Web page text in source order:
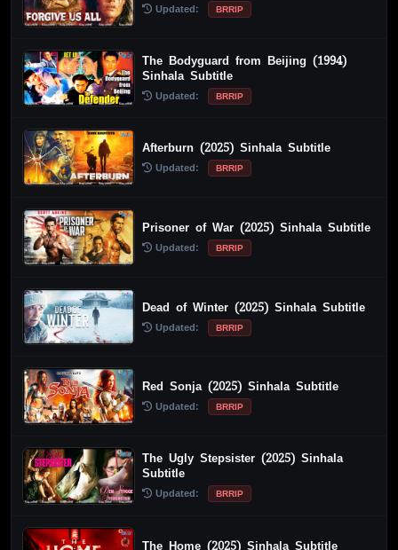
Updated: BRRIP
The Bodyguard from Beijing (1994)
Sinhala Subtitle
Updated: BRRIP
Afterburn (2025) Sinhala Subtitle
Updated: BRRIP
Prisoner of War (2025) Sinhala Subtitle
Updated: BRRIP
Dead of Winter (2025) Sinhala Subtitle
Updated: BRRIP
Red Sonja (2025) Sinhala Subtitle
Updated: BRRIP
The Ugly Stepsister (2025) Sinhala
Subtitle
Updated: BRRIP
The Home (2025) Sinhala Subtitle